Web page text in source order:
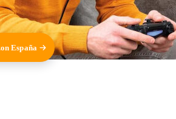
España